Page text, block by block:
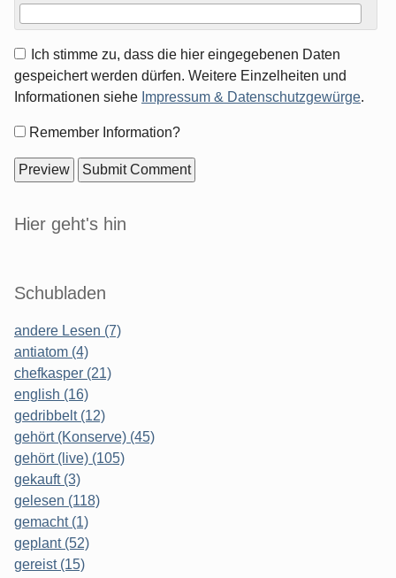
Ich stimme zu, dass die hier eingegebenen Daten
gespeichert werden dürfen. Weitere Einzelheiten und
Informationen siehe Impressum & Datenschutzgewürge.
FormRemember Information?
Sidebar
Hier geht's hin
Schubladen
andere Lesen (7)
antiatom (4)
chefkasper (21)
english (16)
gedribbelt (12)
gehört (Konserve) (45)
gehört (live) (105)
gekauft (3)
gelesen (118)
gemacht (1)
geplant (52)
gereist (15)